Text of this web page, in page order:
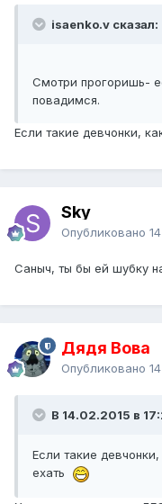
isaenko.v сказал:
Смотри прогоришь-
повадимся.
Если такие девчонки,
Sky
Опубликовано
Саныч, ты бы ей шубку
Дядя Вова
Опубликовано
В 14.02.2015 в
Если такие
ехать